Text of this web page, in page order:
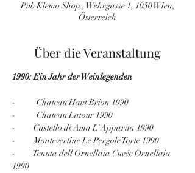
Pub Klemo Shop , Wehrgasse 1, 1050 Wien,
Österreich
Über die Veranstaltung
1990: Ein Jahr der Weinlegenden
-	Chateau Haut Brion 1990
-        	Chateau Latour 1990
-          Castello di Ama L`Apparita 1990
-          Montevertine Le Pergole Torte 1990
-          Tenuta dell Ornellaia Cuvée Ornellaia
1990